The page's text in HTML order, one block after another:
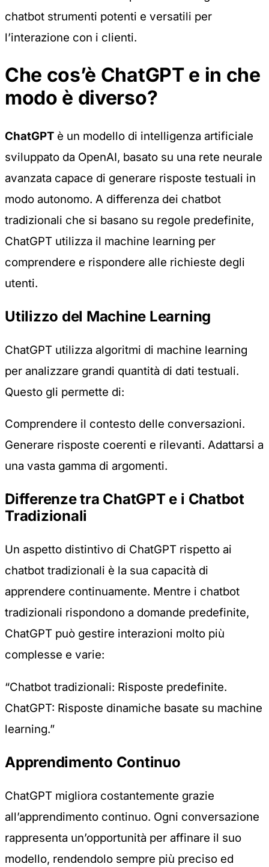
chatbot strumenti potenti e versatili per
l’interazione con i clienti.
Che cos’è ChatGPT e in che
modo è diverso?
ChatGPT è un modello di intelligenza artificiale
sviluppato da OpenAI, basato su una rete neurale
avanzata capace di generare risposte testuali in
modo autonomo. A differenza dei chatbot
tradizionali che si basano su regole predefinite,
ChatGPT utilizza il machine learning per
comprendere e rispondere alle richieste degli
utenti.
Utilizzo del Machine Learning
ChatGPT utilizza algoritmi di machine learning
per analizzare grandi quantità di dati testuali.
Questo gli permette di:
Comprendere il contesto delle conversazioni.
Generare risposte coerenti e rilevanti. Adattarsi a
una vasta gamma di argomenti.
Differenze tra ChatGPT e i Chatbot
Tradizionali
Un aspetto distintivo di ChatGPT rispetto ai
chatbot tradizionali è la sua capacità di
apprendere continuamente. Mentre i chatbot
tradizionali rispondono a domande predefinite,
ChatGPT può gestire interazioni molto più
complesse e varie:
“Chatbot tradizionali: Risposte predefinite.
ChatGPT: Risposte dinamiche basate su machine
learning.”
Apprendimento Continuo
ChatGPT migliora costantemente grazie
all’apprendimento continuo. Ogni conversazione
rappresenta un’opportunità per affinare il suo
modello, rendendolo sempre più preciso ed